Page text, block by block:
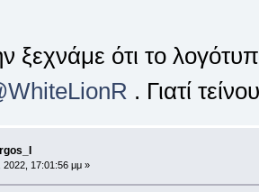
ξεχνάμε ότι το
. Γιατί
2022, 17:01:56 μμ »